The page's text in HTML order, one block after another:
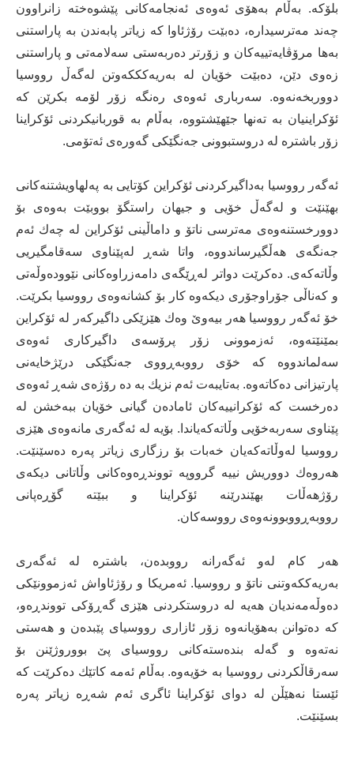
بلۆكه‌. به‌ڵام به‌هۆی ئه‌وه‌ی ئه‌نجامه‌كانی پێشوه‌خته‌ زانراوون
چه‌ند مه‌ترسیداره‌، ده‌بێت رۆژئاوا كه‌ زیاتر پابه‌ندن به‌ پاراستنی
به‌ها مرۆڤایه‌تییه‌كان و زۆرتر ده‌ربه‌ستی سه‌لامه‌تی و پاراستنی
زه‌وی دێن، ده‌بێت خۆیان له‌ به‌ریه‌كككه‌وتن له‌گه‌ڵ رووسیا
دووربخه‌نه‌وه‌. سه‌رباری ئه‌وه‌ی ره‌نگه‌ زۆر لۆمه‌ بكرێن كه‌
ئۆكراینیان به‌ ته‌نها جێهێشتووه‌، به‌ڵام به‌ قوربانیكردنی ئۆكراینا
زۆر باشتره‌ له‌ دروستبوونی جه‌نگێكی گه‌وره‌ی ئه‌تۆمی.
ئه‌گه‌ر رووسیا به‌داگیركردنی ئۆكراین كۆتایی به‌ په‌لهاویشتنه‌كانی
بهێنێت و له‌گه‌ڵ خۆیی و جیهان راستگۆ بووبێت به‌وه‌ی بۆ
دوورخستنه‌وه‌ی مه‌ترسی ناتۆ و داماڵینی ئۆكراین له‌ چه‌ك ئه‌م
جه‌نگه‌ی هه‌ڵگیرساندووه‌، واتا شه‌ڕ له‌پێناوی سه‌قامگیریی
وڵاته‌كه‌ی. ده‌كرێت دواتر له‌ڕێگه‌ی دامه‌زراوه‌كانی نێووده‌وڵه‌تی
و كه‌ناڵی جۆراوجۆری دیکەوە كار بۆ كشانه‌وه‌ی رووسیا بكرێت.
خۆ ئه‌گه‌ر رووسیا هه‌ر بیه‌وێ‌ وه‌ك هێزێكی داگیركه‌ر له‌ ئۆكراین
بمێنێته‌وه‌، ئه‌زموونی زۆر پرۆسه‌ی داگیركاری ئه‌وه‌ی
سه‌لماندووه‌ كه‌ خۆی رووبه‌ڕووی جه‌نگێكی درێژخایه‌نی
پارتیزانی ده‌كاته‌وه‌. به‌تایبه‌ت ئه‌م نزیك به‌ ده‌ رۆژه‌ی شه‌ڕ ئه‌وه‌ی
ده‌رخست كه‌ ئۆكرانییه‌كان ئاماده‌ن گیانی خۆیان ببه‌خشن له‌
پێناوی سه‌ربه‌خۆیی وڵاته‌كه‌یاندا. بۆیه‌ له‌ ئه‌گه‌ری مانه‌وه‌ی هێزی
رووسیا له‌وڵاته‌كه‌یان خه‌بات بۆ رزگاری زیاتر په‌ره‌ ده‌سێنێت.
هه‌روه‌ك دووریش نییه‌ گرووپه‌ تووندڕه‌وه‌كانی وڵاتانی دیكه‌ی
رۆژهه‌ڵات بهێندرێنه‌ ئۆكراینا و ببێته‌ گۆڕه‌پانی
رووبه‌ڕووبوونه‌وه‌ی رووسه‌كان.
هه‌ر كام له‌و ئه‌گه‌رانه‌ رووبده‌ن، باشتره‌ له‌ ئه‌گه‌ری
به‌ریه‌ككه‌وتنی ناتۆ و رووسیا. ئه‌مریكا و رۆژئاواش ئه‌زموونێكی
ده‌وڵه‌مه‌ندیان هه‌یه‌ له‌ دروستكردنی هێزی گه‌ڕۆكی تووندڕه‌و،
كه‌ ده‌توانن به‌هۆیانه‌وه‌ زۆر ئازاری رووسیای پێبده‌ن و هه‌ستی
نه‌ته‌وه‌ و گه‌له‌ بنده‌سته‌كانی رووسیای پێ بووروژێنن بۆ
سه‌رقاڵكردنی رووسیا بە خۆیه‌وه‌. به‌ڵام ئه‌مه‌ كاتێك ده‌كرێت كه‌
ئێستا نه‌هێڵن له‌ دوای ئۆكراینا ئاگری ئه‌م شه‌ڕه‌ زیاتر په‌ره‌
بسێنێت.